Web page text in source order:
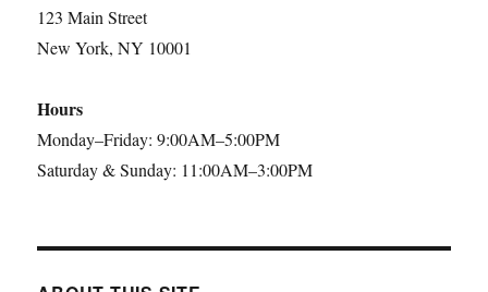
123 Main Street
New York, NY 10001
Hours
Monday–Friday: 9:00AM–5:00PM
Saturday & Sunday: 11:00AM–3:00PM